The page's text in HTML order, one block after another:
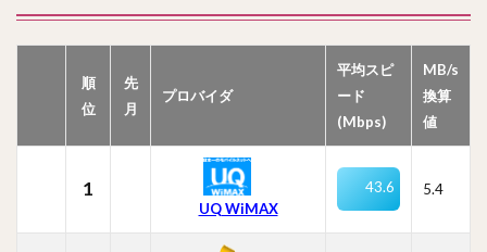
順
位
先
月
プロバイダ
平均スピ
ード
(Mbps)
MB/s
換算
値
1
UQ WiMAX
43.6 5.4